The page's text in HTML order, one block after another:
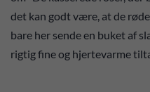
det kan godt være, at de
bare her sende en buket af
rigtig fine og hjertevarme